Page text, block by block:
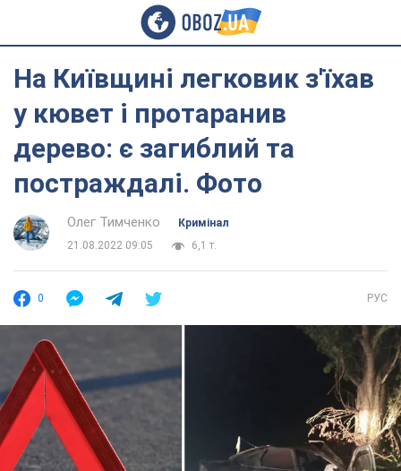
На Київщині легковик з'їхав
у кювет і протаранив
дерево: є загиблий та
постраждалі. Фото
Олег Тимченко
Кримінал
21.08.2022 09:05
6,1 т.
0 РУС